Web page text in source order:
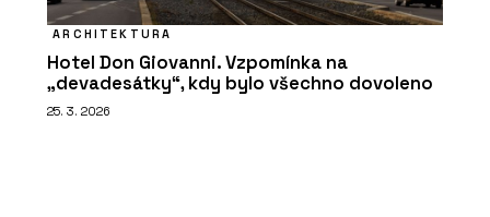
ARCHITEKTURA
Hotel Don Giovanni. Vzpomínka na
„devadesátky“, kdy bylo všechno dovoleno
25. 3. 2026